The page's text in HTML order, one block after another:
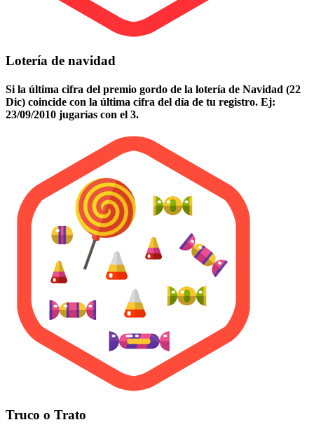
Lotería de navidad
Si la última cifra del premio gordo de la lotería de Navidad (22
Dic) coincide con la última cifra del día de tu registro. Ej:
23/09/2010 jugarías con el 3.
Truco o Trato